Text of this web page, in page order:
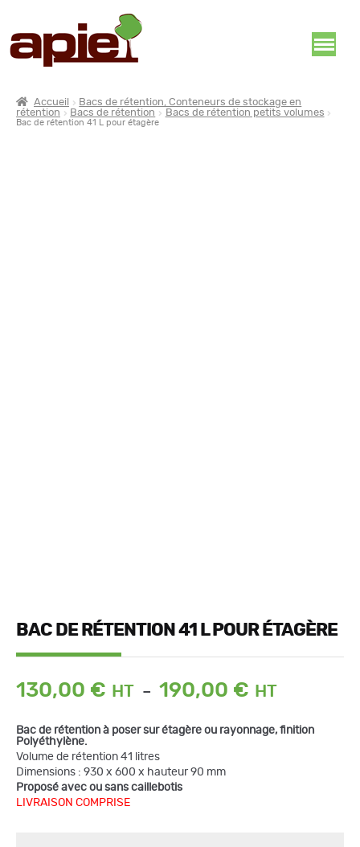
Accueil
Bacs de rétention, Conteneurs de stockage en
rétention
Bacs de rétention Bacs de rétention petits volumes
Bac de rétention 41 L pour étagère
BAC DE RÉTENTION 41 L POUR ÉTAGÈRE
130,00 € – 190,00 €
Plage
130,00 €
Bac de rétention à poser sur étagère ou rayonnage, finition
Polyéthylène.
Volume de rétention 41 litres
Dimensions : 930 x 600 x hauteur 90 mm
Proposé avec ou sans caillebotis
LIVRAISON COMPRISE
quantité
de
Bac
de